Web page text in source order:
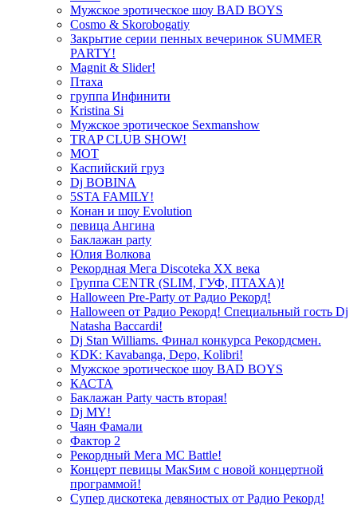
Мужское эротическое шоу BAD BOYS
Cosmo & Skorobogatiy
Закрытие серии пенных вечеринок SUMMER
PARTY!
Magnit & Slider!
Птаха
группа Инфинити
Kristina Si
Мужское эротическое Sexmanshow
TRAP CLUB SHOW!
МОТ
Каспийский груз
Dj BOBINA
5STA FAMILY!
Конан и шоу Evolution
певица Ангина
Баклажан party
Юлия Волкова
Рекордная Мега Discoteka XX века
Группа CENTR (SLIM, ГУФ, ПТАХА)!
Halloween Pre-Party от Радио Рекорд!
Halloween от Радио Рекорд! Специальный гость Dj
Natasha Baccardi!
Dj Stan Williams. Финал конкурса Рекордсмен.
KDK: Kavabanga, Depo, Kolibri!
Мужское эротическое шоу BAD BOYS
КАСТА
Баклажан Party часть вторая!
Dj MY!
Чаян Фамали
Фактор 2
Рекордный Мега МС Battle!
Концерт певицы МакSим с новой концертной
программой!
Супер дискотека девяностых от Радио Рекорд!